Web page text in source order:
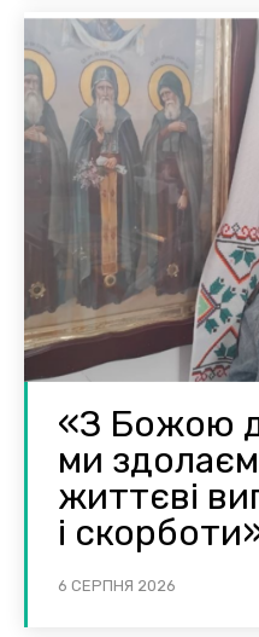
«З Божою
ми
життєві
і
6 СЕРПНЯ 2026